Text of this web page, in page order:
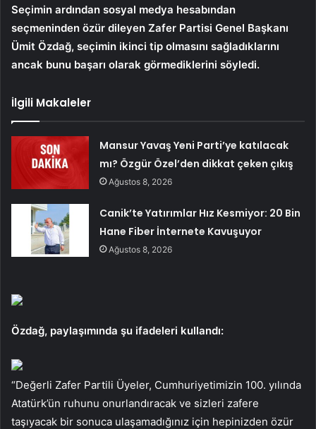
Seçimin ardından sosyal medya hesabından
seçmeninden özür dileyen Zafer Partisi Genel Başkanı
Ümit Özdağ, seçimin ikinci tip olmasını sağladıklarını
ancak bunu başarı olarak görmediklerini söyledi.
İlgili Makaleler
Mansur Yavaş Yeni Parti’ye katılacak
mı? Özgür Özel’den dikkat çeken çıkış
Ağustos 8, 2026
Canik’te Yatırımlar Hız Kesmiyor: 20 Bin
Hane Fiber İnternete Kavuşuyor
Ağustos 8, 2026
Özdağ, paylaşımında şu ifadeleri kullandı:
“Değerli Zafer Partili Üyeler, Cumhuriyetimizin 100. yılında
Atatürk’ün ruhunu onurlandıracak ve sizleri zafere
taşıyacak bir sonuca ulaşamadığınız için hepinizden özür